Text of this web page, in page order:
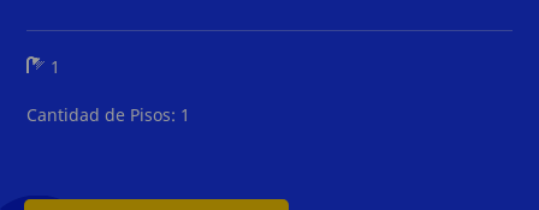
1
Cantidad de Pisos: 1